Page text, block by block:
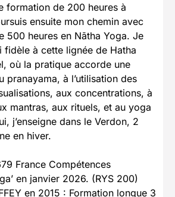
formation de 200 heures à
ensuite mon chemin avec
500 heures en Nātha Yoga. Je
fidèle à cette lignée de Hatha
où la pratique accorde une
pranayama, à l’utilisation des
aux concentrations, à
mantras, aux rituels, et au yoga
j’enseigne dans le Verdon, 2
en hiver.
France Compétences
en janvier 2026. (RYS 200)
en 2015 : Formation longue 3